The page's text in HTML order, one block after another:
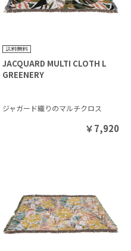
JACQUARD MULTI CLOTH L
GREENERY
ジャガード織りのマルチクロス
￥7,920